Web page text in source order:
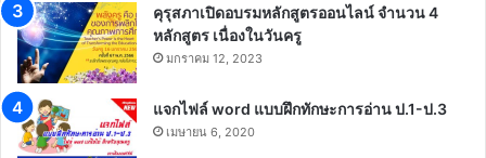
คุรุสภาเปิดอบรมหลักสูตรออนไลน์ จำนวน 4
หลักสูตร เนื่องในวันครู
มกราคม 12, 2023
แจกไฟล์ word แบบฝึกทักษะการอ่าน ป.1-ป.3
เมษายน 6, 2020